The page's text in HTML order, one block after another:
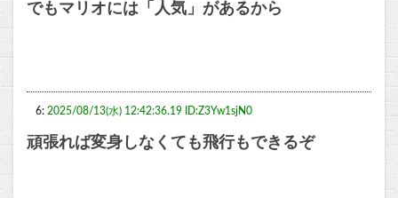
でもマリオには「人気」があるから
6: 2025/08/13(水) 12:42:36.19 ID:Z3Yw1sjN0
頑張れば変身しなくても飛行もできるぞ